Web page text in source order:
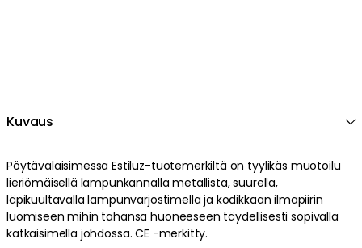
Kuvaus
Pöytävalaisimessa Estiluz-tuotemerkiltä on tyylikäs muotoilu
lieriömäisellä lampunkannalla metallista,suurella,
läpikuultavalla lampunvarjostimella ja kodikkaan ilmapiirin
luomiseen mihin tahansa huoneeseen täydellisesti sopivalla
katkaisimella johdossa.CE -merkitty.